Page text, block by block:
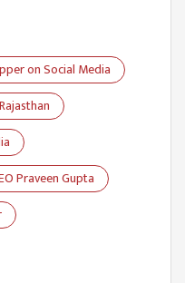
on Social Media
Praveen Gupta